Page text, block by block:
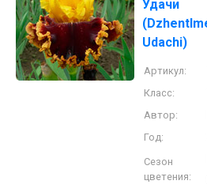
Удачи
Udachi)
Артикул:
Класс:
Автор:
Год:
Сезон
цветения: